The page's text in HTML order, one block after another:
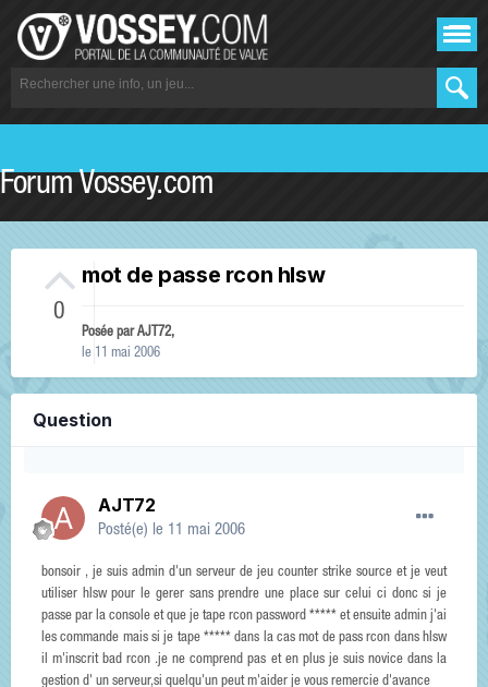
Forum Vossey.com
0
mot de passe rcon hlsw
Posée parAJT72,
le 11 mai 2006
Question
AJT72
Posté(e) le 11 mai 2006
bonsoir , je suis admin d'un serveur de jeu counter strike source et je veut
utiliser hlsw pour le gerer sans prendre une place sur celui ci donc si je
passe par la console et que je tape rcon password ***** et ensuite admin j'ai
les commande mais si je tape ***** dans la cas mot de pass rcon dans hlsw
il m'inscrit bad rcon .je ne comprend pas et en plus je suis novice dans la
gestion d' un serveur,si quelqu'un peut m'aider je vous remercie d'avance